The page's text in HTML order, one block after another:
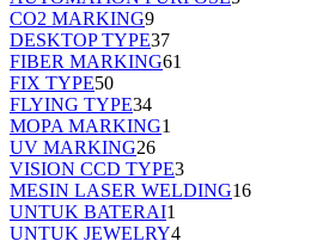
CO2 MARKING9
DESKTOP TYPE37
FIBER MARKING61
FIX TYPE50
FLYING TYPE34
MOPA MARKING1
UV MARKING26
VISION CCD TYPE3
MESIN LASER WELDING16
UNTUK BATERAI1
UNTUK JEWELRY4